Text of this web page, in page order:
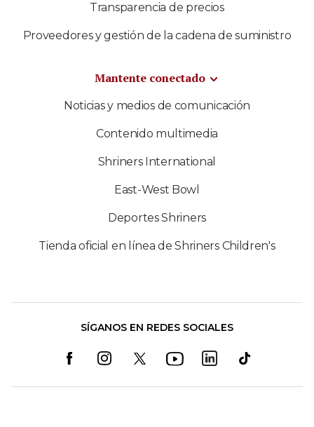
Transparencia de precios
Proveedores y gestión de la cadena de suministro
Mantente conectado
Noticias y medios de comunicación
Contenido multimedia
Shriners International
East-West Bowl
Deportes Shriners
Tienda oficial en línea de Shriners Children's
SÍGANOS EN REDES SOCIALES